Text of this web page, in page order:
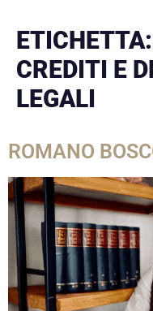
ETICHETTA:
CREDITI E
LEGALI
ROMANO